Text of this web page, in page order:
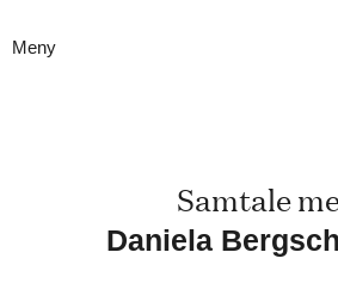
Meny
Samtale
Daniela